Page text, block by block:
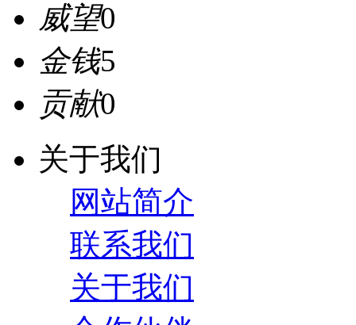
威望0
金钱5
贡献0
关于我们
网站简介
联系我们
关于我们